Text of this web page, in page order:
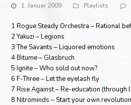
1. Januar 2009 Playlists
1 Rogue Steady Orchestra – Rational
2 Yakuzi – Legions
3 The Savants – Liquored emotions
4 Bitume – Glasbruch
5 Ignite – Who sold out now?
6 F-Three – Let the eyelash fly
7 Rise Against – Re-education (through
8 Nitrominds – Start your own revolution